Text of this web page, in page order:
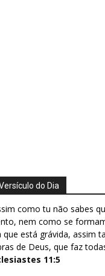
do Dia
como tu não sabes
nem como se
que está grávida, assim
de Deus, que faz
11:5